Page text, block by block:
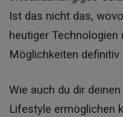
Ist das nicht das,
heutiger Technologien
Möglichkeiten
Wie auch du dir
Lifestyle ermöglichen